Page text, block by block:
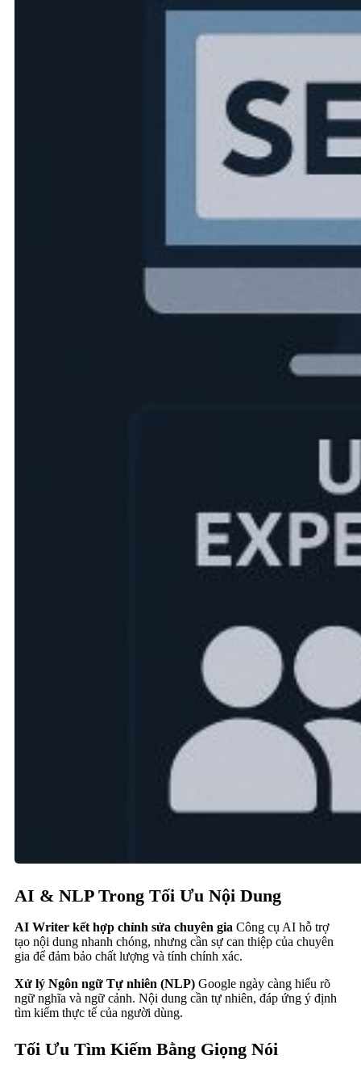
AI & NLP Trong Tối Ưu Nội Dung
AI Writer kết hợp chỉnh sửa chuyên gia Công cụ AI hỗ trợ
tạo nội dung nhanh chóng, nhưng cần sự can thiệp của chuyên
gia để đảm bảo chất lượng và tính chính xác.
Xử lý Ngôn ngữ Tự nhiên (NLP) Google ngày càng hiểu rõ
ngữ nghĩa và ngữ cảnh. Nội dung cần tự nhiên, đáp ứng ý định
tìm kiếm thực tế của người dùng.
Tối Ưu Tìm Kiếm Bằng Giọng Nói